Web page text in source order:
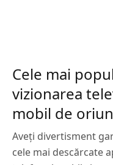
Cele mai
vizionarea
mobil de
Aveți divertisment
cele mai descărcate